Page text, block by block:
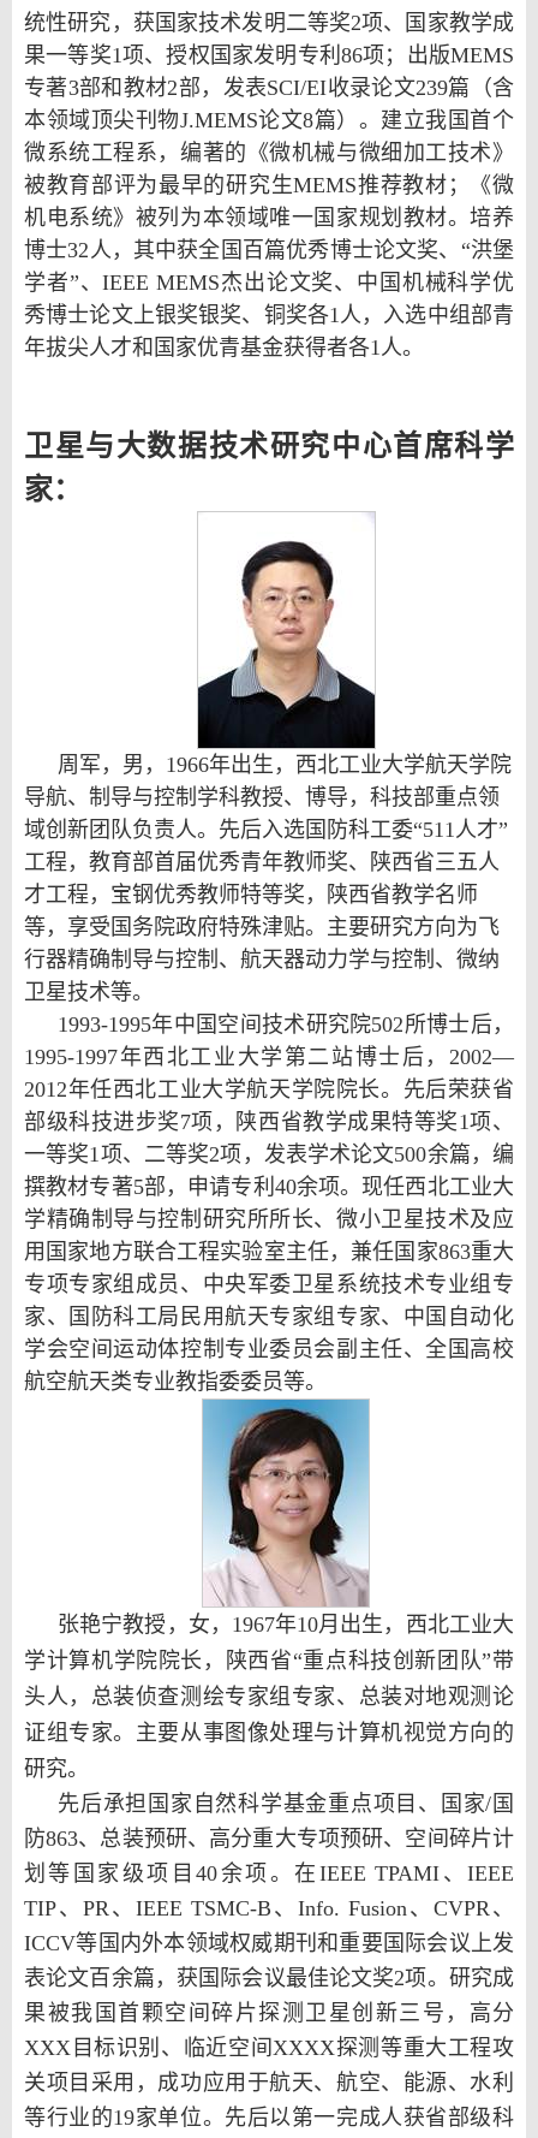
统性研究，获国家技术发明二等奖2项、国家教学成
果一等奖1项、授权国家发明专利86项；出版MEMS
专著3部和教材2部，发表SCI/EI收录论文239篇（含
本领域顶尖刊物J.MEMS论文8篇）。 建立我国首个
微系统工程系，编著的《微机械与微细加工技术》
被教育部评为最早的研究生MEMS推荐教材；《微
机电系统》被列为本领域唯一国家规划教材。培养
博士32人，其中获全国百篇优秀博士论文奖、“洪堡
学者”、IEEE MEMS杰出论文奖、中国机械科学优
秀博士论文上银奖银奖、铜奖各1人，入选中组部青
年拔尖人才和国家优青基金获得者各1人。
卫星与大数据技术研究中心首席科学
家：
周军，男，1966年出生，西北工业大学航天学院
导航、制导与控制学科教授、博导，科技部重点领
域创新团队负责人。先后入选国防科工委“511人才”
工程，教育部首届优秀青年教师奖、陕西省三五人
才工程，宝钢优秀教师特等奖，陕西省教学名师
等，享受国务院政府特殊津贴。主要研究方向为飞
行器精确制导与控制、航天器动力学与控制、微纳
卫星技术等。
1993-1995年中国空间技术研究院502所博士后，
1995-1997年西北工业大学第二站博士后，2002—
2012年任西北工业大学航天学院院长。先后荣获省
部级科技进步奖7项，陕西省教学成果特等奖1项、
一等奖1项、二等奖2项，发表学术论文500余篇，编
撰教材专著5部，申请专利40余项。现任西北工业大
学精确制导与控制研究所所长、微小卫星技术及应
用国家地方联合工程实验室主任，兼任国家863重大
专项专家组成员、中央军委卫星系统技术专业组专
家、国防科工局民用航天专家组专家、中国自动化
学会空间运动体控制专业委员会副主任、全国高校
航空航天类专业教指委委员等。
张艳宁教授，女，1967年10月出生，西北工业大
学计算机学院院长，陕西省“重点科技创新团队”带
头人，总装侦查测绘专家组专家、总装对地观测论
证组专家。主要从事图像处理与计算机视觉方向的
研究。
先后承担国家自然科学基金重点项目、国家/国
防863、总装预研、高分重大专项预研、空间碎片计
划等国家级项目40余项。在IEEE TPAMI、IEEE
TIP、PR、IEEE TSMC-B、Info. Fusion、CVPR、
ICCV等国内外本领域权威期刊和重要国际会议上发
表论文百余篇，获国际会议最佳论文奖2项。研究成
果被我国首颗空间碎片探测卫星创新三号，高分
XXX目标识别、临近空间XXXX探测等重大工程攻
关项目采用，成功应用于航天、航空、能源、水利
等行业的19家单位。先后以第一完成人获省部级科